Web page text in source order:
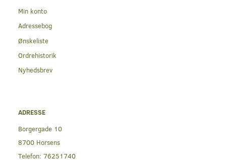
Min konto
Adressebog
Ønskeliste
Ordrehistorik
Nyhedsbrev
ADRESSE
Borgergade 10
8700 Horsens
Telefon: 76251740